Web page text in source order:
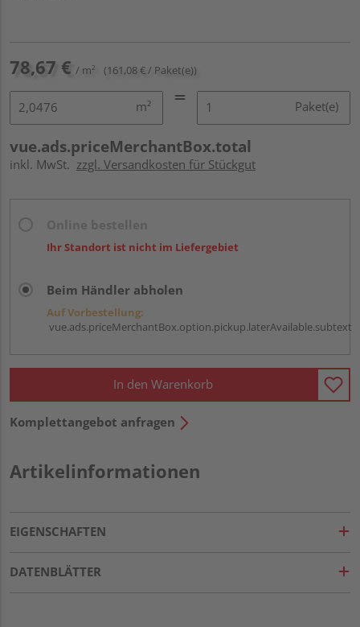
78,67 € / m² (161,08 € / Paket(e))
m² Paket(e)
vue.ads.priceMerchantBox.total
inkl. MwSt. zzgl. Versandkosten für Stückgut
Ihr Standort ist nicht im Liefergebiet
Beim Händler abholen
Auf Vorbestellung:
vue.ads.priceMerchantBox.option.pickup.laterAvailable.subtext
In den Warenkorb
Komplettangebot anfragen
Artikelinformationen
EIGENSCHAFTEN
DATENBLÄTTER